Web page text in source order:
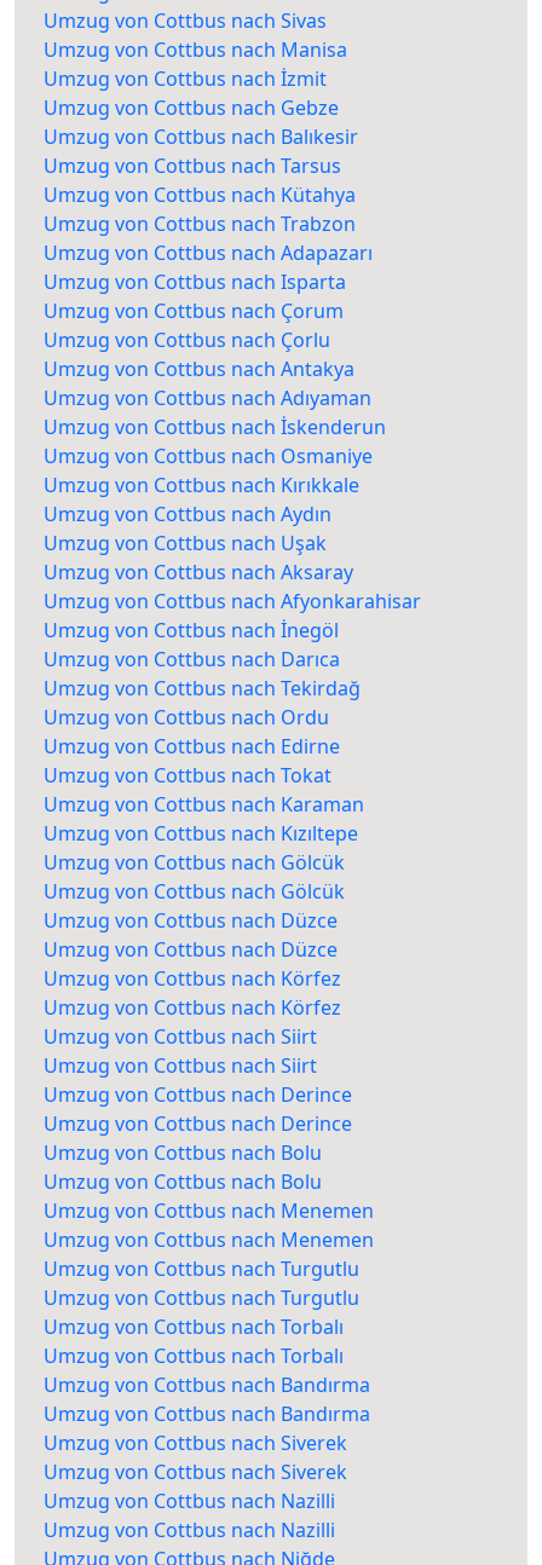
Umzug von Cottbus nach Sivas
Umzug von Cottbus nach Manisa
Umzug von Cottbus nach İzmit
Umzug von Cottbus nach Gebze
Umzug von Cottbus nach Balıkesir
Umzug von Cottbus nach Tarsus
Umzug von Cottbus nach Kütahya
Umzug von Cottbus nach Trabzon
Umzug von Cottbus nach Adapazarı
Umzug von Cottbus nach Isparta
Umzug von Cottbus nach Çorum
Umzug von Cottbus nach Çorlu
Umzug von Cottbus nach Antakya
Umzug von Cottbus nach Adıyaman
Umzug von Cottbus nach İskenderun
Umzug von Cottbus nach Osmaniye
Umzug von Cottbus nach Kırıkkale
Umzug von Cottbus nach Aydın
Umzug von Cottbus nach Uşak
Umzug von Cottbus nach Aksaray
Umzug von Cottbus nach Afyonkarahisar
Umzug von Cottbus nach İnegöl
Umzug von Cottbus nach Darıca
Umzug von Cottbus nach Tekirdağ
Umzug von Cottbus nach Ordu
Umzug von Cottbus nach Edirne
Umzug von Cottbus nach Tokat
Umzug von Cottbus nach Karaman
Umzug von Cottbus nach Kızıltepe
Umzug von Cottbus nach Gölcük
Umzug von Cottbus nach Gölcük
Umzug von Cottbus nach Düzce
Umzug von Cottbus nach Düzce
Umzug von Cottbus nach Körfez
Umzug von Cottbus nach Körfez
Umzug von Cottbus nach Siirt
Umzug von Cottbus nach Siirt
Umzug von Cottbus nach Derince
Umzug von Cottbus nach Derince
Umzug von Cottbus nach Bolu
Umzug von Cottbus nach Bolu
Umzug von Cottbus nach Menemen
Umzug von Cottbus nach Menemen
Umzug von Cottbus nach Turgutlu
Umzug von Cottbus nach Turgutlu
Umzug von Cottbus nach Torbalı
Umzug von Cottbus nach Torbalı
Umzug von Cottbus nach Bandırma
Umzug von Cottbus nach Bandırma
Umzug von Cottbus nach Siverek
Umzug von Cottbus nach Siverek
Umzug von Cottbus nach Nazilli
Umzug von Cottbus nach Nazilli
Umzug von Cottbus nach Niğde